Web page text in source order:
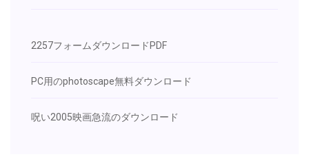
2257フォームダウンロードPDF
PC用のphotoscape無料ダウンロード
呪い2005映画急流のダウンロード